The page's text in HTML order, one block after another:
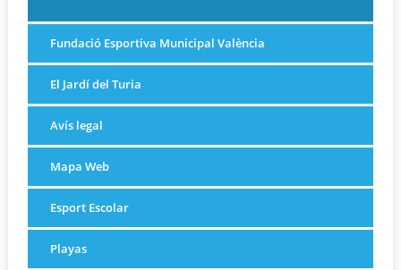
Fundació Esportiva Municipal València
El Jardí del Turia
Avís legal
Mapa Web
Esport Escolar
Playas